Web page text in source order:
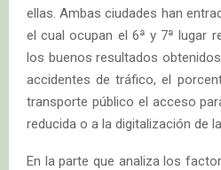
ellas. Ambas ciudades han
el cual ocupan el 6ª y 7ª lugar
los buenos resultados
accidentes de tráfico, el
transporte público el acceso
reducida o a la digitalización de
En la parte que analiza los